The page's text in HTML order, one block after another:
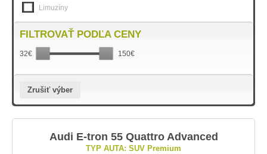
Limuzíny
FILTROVAŤ PODĽA CENY
32€ 150€
Zrušiť výber
Audi E-tron 55 Quattro Advanced
TYP AUTA: SUV Premium